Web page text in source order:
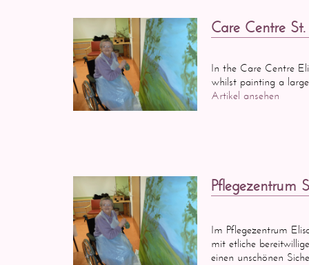
Care Centre
In the Care Centre
whilst painting a
Artikel ansehen
Pflegezentrum
Im Pflegezentrum
mit etliche
einen unschönen